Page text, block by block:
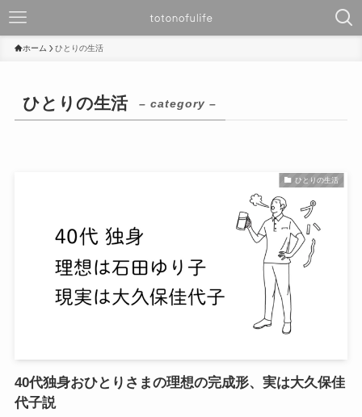
ホーム ひとりの生活
ひとりの生活 – category –
ひとりの生活
40代独身おひとりさまの理想の完成形、実は大久保佳
代子説